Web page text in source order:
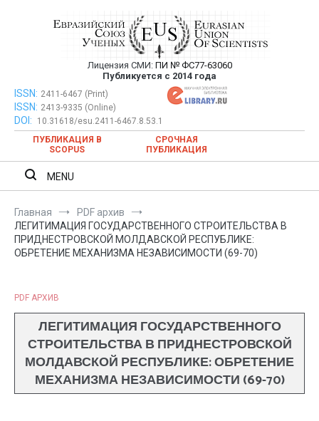
Евразийский Союз Ученых —
публикация научных статей в
ежемесячном научном журнале
Лицензия СМИ: ПИ № ФС77-63060
Публикуется с 2014 года
Евразийский Союз Ученых — публикация научных статей в
ежемесячном научном журнале
ISSN: 2411-6467 (Print)
ISSN: 2413-9335 (Online)
DOI:
10.31618/esu.2411-6467.8.53.1
ПУБЛИКАЦИЯ В
SCOPUS
СРОЧНАЯ
ПУБЛИКАЦИЯ
MENU
Главная
PDF архив
ЛЕГИТИМАЦИЯ ГОСУДАРСТВЕННОГО СТРОИТЕЛЬСТВА В
ПРИДНЕСТРОВСКОЙ МОЛДАВСКОЙ РЕСПУБЛИКЕ:
ОБРЕТЕНИЕ МЕХАНИЗМА НЕЗАВИСИМОСТИ (69-70)
PDF АРХИВ
ЛЕГИТИМАЦИЯ ГОСУДАРСТВЕННОГО
СТРОИТЕЛЬСТВА В ПРИДНЕСТРОВСКОЙ
МОЛДАВСКОЙ РЕСПУБЛИКЕ: ОБРЕТЕНИЕ
МЕХАНИЗМА НЕЗАВИСИМОСТИ (69-70)